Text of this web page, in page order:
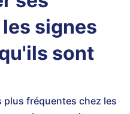
signes
sont
plus fréquentes chez les